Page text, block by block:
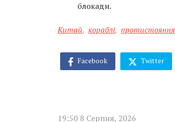
блокади.
Китай, кораблі, протистояння
Facebook Twitter
19:50 8 Серпня, 2026